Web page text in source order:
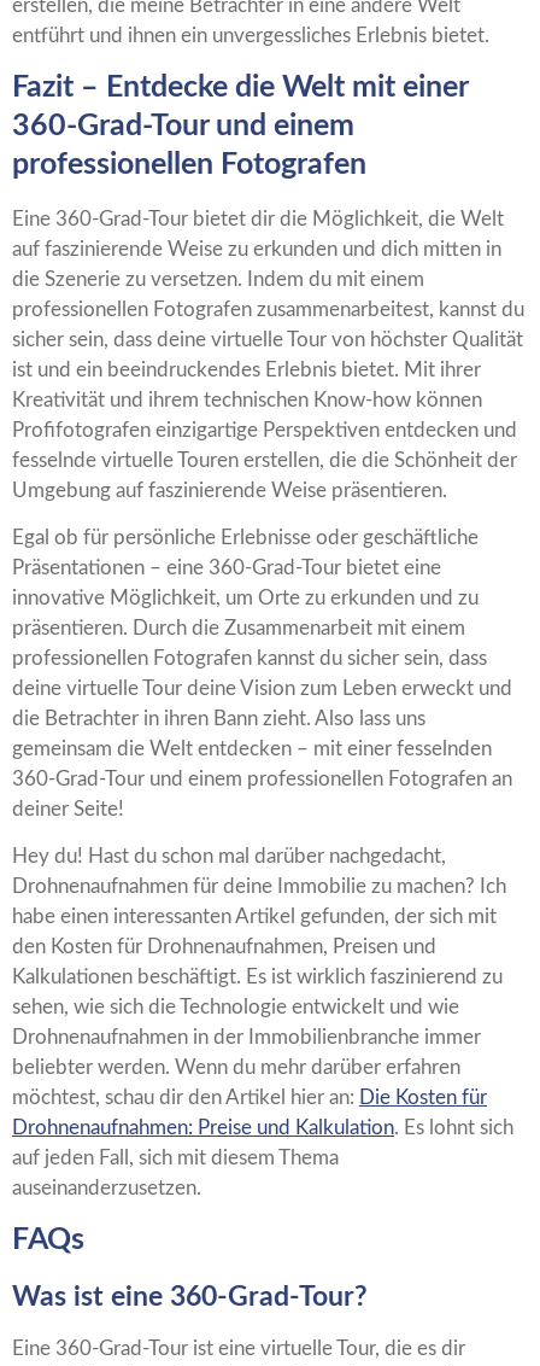
erstellen, die meine Betrachter in eine andere Welt
entführt und ihnen ein unvergessliches Erlebnis bietet.
Fazit – Entdecke die Welt mit einer
360-Grad-Tour und einem
professionellen Fotografen
Eine 360-Grad-Tour bietet dir die Möglichkeit, die Welt
auf faszinierende Weise zu erkunden und dich mitten in
die Szenerie zu versetzen. Indem du mit einem
professionellen Fotografen zusammenarbeitest, kannst du
sicher sein, dass deine virtuelle Tour von höchster Qualität
ist und ein beeindruckendes Erlebnis bietet. Mit ihrer
Kreativität und ihrem technischen Know-how können
Profifotografen einzigartige Perspektiven entdecken und
fesselnde virtuelle Touren erstellen, die die Schönheit der
Umgebung auf faszinierende Weise präsentieren.
Egal ob für persönliche Erlebnisse oder geschäftliche
Präsentationen – eine 360-Grad-Tour bietet eine
innovative Möglichkeit, um Orte zu erkunden und zu
präsentieren. Durch die Zusammenarbeit mit einem
professionellen Fotografen kannst du sicher sein, dass
deine virtuelle Tour deine Vision zum Leben erweckt und
die Betrachter in ihren Bann zieht. Also lass uns
gemeinsam die Welt entdecken – mit einer fesselnden
360-Grad-Tour und einem professionellen Fotografen an
deiner Seite!
Hey du! Hast du schon mal darüber nachgedacht,
Drohnenaufnahmen für deine Immobilie zu machen? Ich
habe einen interessanten Artikel gefunden, der sich mit
den Kosten für Drohnenaufnahmen, Preisen und
Kalkulationen beschäftigt. Es ist wirklich faszinierend zu
sehen, wie sich die Technologie entwickelt und wie
Drohnenaufnahmen in der Immobilienbranche immer
beliebter werden. Wenn du mehr darüber erfahren
möchtest, schau dir den Artikel hier an: Die Kosten für
Drohnenaufnahmen: Preise und Kalkulation. Es lohnt sich
auf jeden Fall, sich mit diesem Thema
auseinanderzusetzen.
FAQs
Was ist eine 360-Grad-Tour?
Eine 360-Grad-Tour ist eine virtuelle Tour, die es dir